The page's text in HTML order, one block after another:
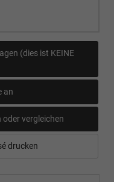
(dies ist KEINE
an
vergleichen
drucken